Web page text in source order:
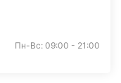
Пн-Вс: 09:00 - 21:00